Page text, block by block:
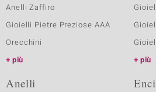
Anelli Zaffiro
Gioielli Pietre Preziose AAA
Orecchini
più
più
Anelli